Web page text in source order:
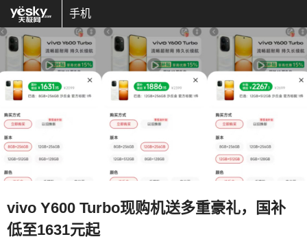
手机
vivo Y600 Turbo现购机送多重豪礼，国补
低至1631元起